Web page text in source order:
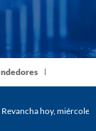
hoy,